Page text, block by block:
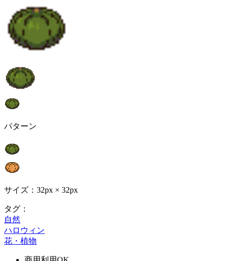
パターン
サイズ：32px × 32px
タグ：
自然
ハロウィン
花・植物